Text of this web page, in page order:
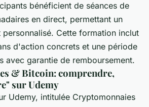
bénéficient de séances de
en direct, permettant un
Cette formation inclut
d'action concrets et une période
avec garantie de remboursement.
& Bitcoin: comprendre,
sur Udemy
Udemy, intitulée Cryptomonnaies